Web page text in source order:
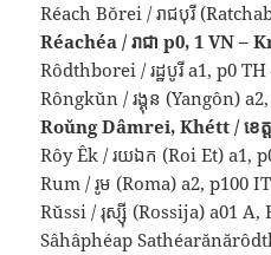
Réach Bŏrei / រាជបុរី
Réachéa / រាជា p0, 1 VN –
Rôdthborei / រដ្ឋបូរី a1, p0
Rôngkŭn / រង្គុន (Yangôn)
Roŭng Dâmrei, Khétt / ខេត្
Rôy Êk / រយឯក (Roi Et) a1,
Rum / រូម (Roma) a2, p100 IT
Rŭssi / រុស្ស៊ី (Rossija) a01 A,
Sâhâphéap